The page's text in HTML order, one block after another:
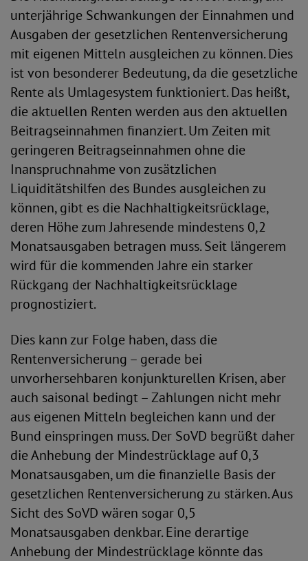
unterjährige Schwankungen der Einnahmen und
Ausgaben der gesetzlichen Rentenversicherung
mit eigenen Mitteln ausgleichen zu können. Dies
ist von besonderer Bedeutung, da die gesetzliche
Rente als Umlagesystem funktioniert. Das heißt,
die aktuellen Renten werden aus den aktuellen
Beitragseinnahmen finanziert. Um Zeiten mit
geringeren Beitragseinnahmen ohne die
Inanspruchnahme von zusätzlichen
Liquiditätshilfen des Bundes ausgleichen zu
können, gibt es die Nachhaltigkeitsrücklage,
deren Höhe zum Jahresende mindestens 0,2
Monatsausgaben betragen muss. Seit längerem
wird für die kommenden Jahre ein starker
Rückgang der Nachhaltigkeitsrücklage
prognostiziert.
Dies kann zur Folge haben, dass die
Rentenversicherung – gerade bei
unvorhersehbaren konjunkturellen Krisen, aber
auch saisonal bedingt – Zahlungen nicht mehr
aus eigenen Mitteln begleichen kann und der
Bund einspringen muss. Der SoVD begrüßt daher
die Anhebung der Mindestrücklage auf 0,3
Monatsausgaben, um die finanzielle Basis der
gesetzlichen Rentenversicherung zu stärken. Aus
Sicht des SoVD wären sogar 0,5
Monatsausgaben denkbar. Eine derartige
Anhebung der Mindestrücklage könnte das